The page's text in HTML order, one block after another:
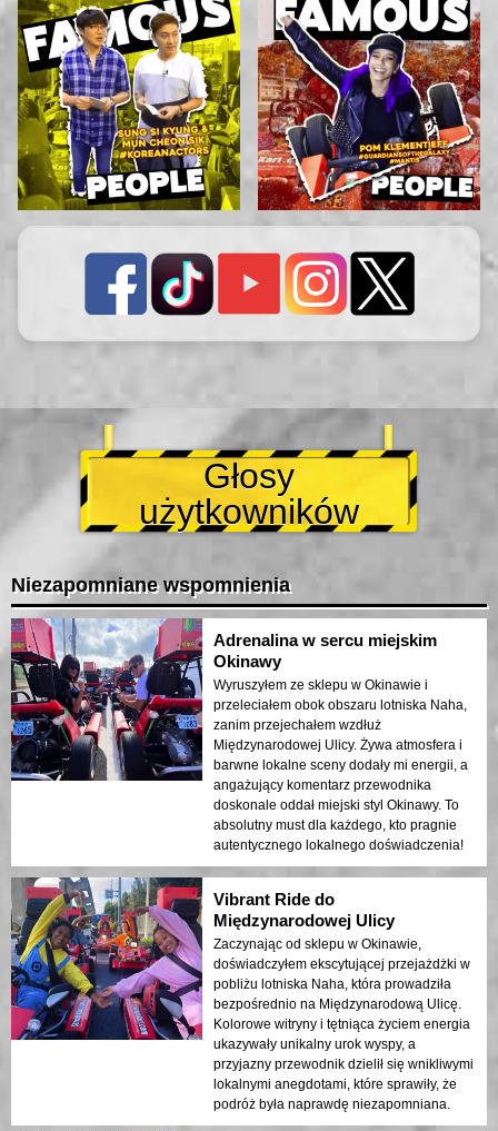
Głosy
użytkowników
Niezapomniane wspomnienia
Adrenalina w sercu miejskim
Okinawy
Wyruszyłem ze sklepu w Okinawie i
przeleciałem obok obszaru lotniska Naha,
zanim przejechałem wzdłuż
Międzynarodowej Ulicy. Żywa atmosfera i
barwne lokalne sceny dodały mi energii, a
angażujący komentarz przewodnika
doskonale oddał miejski styl Okinawy. To
absolutny must dla każdego, kto pragnie
autentycznego lokalnego doświadczenia!
Vibrant Ride do
Międzynarodowej Ulicy
Zaczynając od sklepu w Okinawie,
doświadczyłem ekscytującej przejażdżki w
pobliżu lotniska Naha, która prowadziła
bezpośrednio na Międzynarodową Ulicę.
Kolorowe witryny i tętniąca życiem energia
ukazywały unikalny urok wyspy, a
przyjazny przewodnik dzielił się wnikliwymi
lokalnymi anegdotami, które sprawiły, że
podróż była naprawdę niezapomniana.